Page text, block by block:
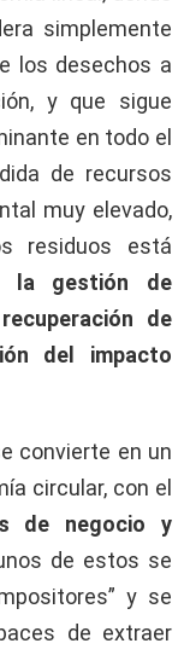
simplemente
los desechos a
y que sigue
en todo el
de recursos
muy elevado,
residuos está
la gestión de
de
del impacto
convierte en un
circular, con el
de negocio y
de estos se
y se
de extraer